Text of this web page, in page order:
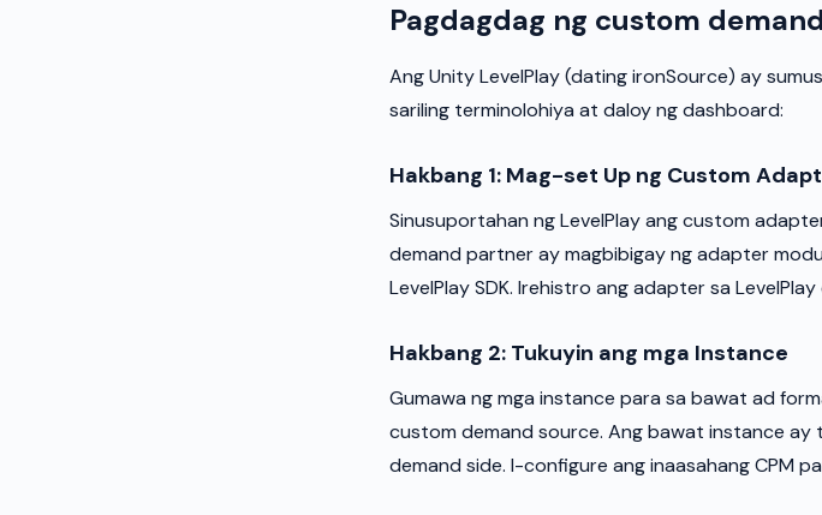
Pagdagdag ng custom
Ang Unity LevelPlay (dating ironSource) ay
sariling terminolohiya at daloy ng dashboard:
Hakbang 1: Mag-set Up ng Custom
Sinusuportahan ng LevelPlay ang custom
demand partner ay magbibigay ng adapter
LevelPlay SDK. Irehistro ang adapter sa
Hakbang 2: Tukuyin ang mga Instance
Gumawa ng mga instance para sa bawat ad
custom demand source. Ang bawat instance ay
demand side. I-configure ang inaasahang CPM